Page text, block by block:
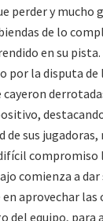
perder y mucho
de lo
en su
por la disputa de
sus jugadoras,
compromiso
comienza a
aprovechar las
del equipo, para